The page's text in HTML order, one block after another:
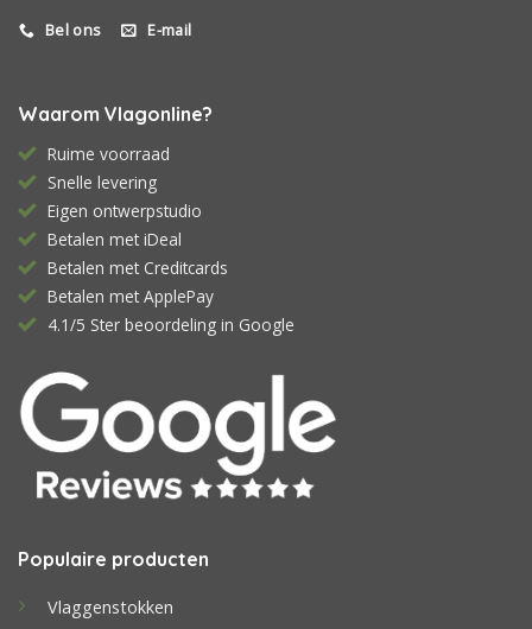
Bel ons E-mail
Waarom Vlagonline?
Ruime voorraad
Snelle levering
Eigen ontwerpstudio
Betalen met iDeal
Betalen met Creditcards
Betalen met ApplePay
4.1/5 Ster beoordeling in Google
Populaire producten
Vlaggenstokken